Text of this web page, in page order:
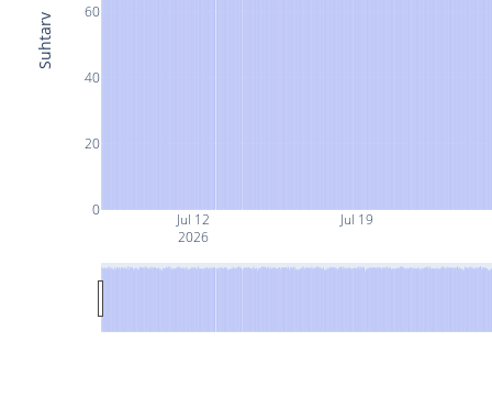
Jul 12
2026
Jul 19
0
20
40
60
Suhtarv